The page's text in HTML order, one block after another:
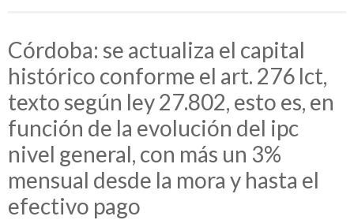
Córdoba: se actualiza el capital
histórico conforme el art. 276 lct,
texto según ley 27.802, esto es, en
función de la evolución del ipc
nivel general, con más un 3%
mensual desde la mora y hasta el
efectivo pago